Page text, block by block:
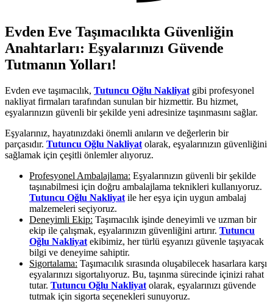
Evden Eve Taşımacılıkta Güvenliğin
Anahtarları: Eşyalarınızı Güvende
Tutmanın Yolları!
Evden eve taşımacılık, Tutuncu Oğlu Nakliyat gibi profesyonel
nakliyat firmaları tarafından sunulan bir hizmettir. Bu hizmet,
eşyalarınızın güvenli bir şekilde yeni adresinize taşınmasını sağlar.
Eşyalarınız, hayatınızdaki önemli anıların ve değerlerin bir
parçasıdır. Tutuncu Oğlu Nakliyat olarak, eşyalarınızın güvenliğini
sağlamak için çeşitli önlemler alıyoruz.
Profesyonel Ambalajlama: Eşyalarınızın güvenli bir şekilde
taşınabilmesi için doğru ambalajlama teknikleri kullanıyoruz.
Tutuncu Oğlu Nakliyat ile her eşya için uygun ambalaj
malzemeleri seçiyoruz.
Deneyimli Ekip: Taşımacılık işinde deneyimli ve uzman bir
ekip ile çalışmak, eşyalarınızın güvenliğini artırır. Tutuncu
Oğlu Nakliyat ekibimiz, her türlü eşyanızı güvenle taşıyacak
bilgi ve deneyime sahiptir.
Sigortalama: Taşımacılık sırasında oluşabilecek hasarlara karşı
eşyalarınızı sigortalıyoruz. Bu, taşınma sürecinde içinizi rahat
tutar. Tutuncu Oğlu Nakliyat olarak, eşyalarınızı güvende
tutmak için sigorta seçenekleri sunuyoruz.